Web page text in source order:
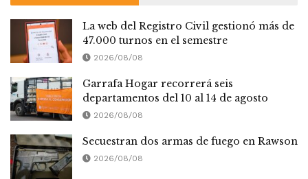
La web del Registro Civil gestionó más de
47.000 turnos en el semestre
2026/08/08
Garrafa Hogar recorrerá seis
departamentos del 10 al 14 de agosto
2026/08/08
Secuestran dos armas de fuego en Rawson
2026/08/08